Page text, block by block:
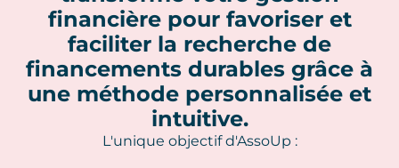
financière pour favoriser et
faciliter la recherche de
financements durables grâce à
une méthode personnalisée et
intuitive.
L'unique objectif d'AssoUp :